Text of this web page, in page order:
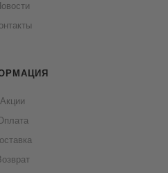
Акции